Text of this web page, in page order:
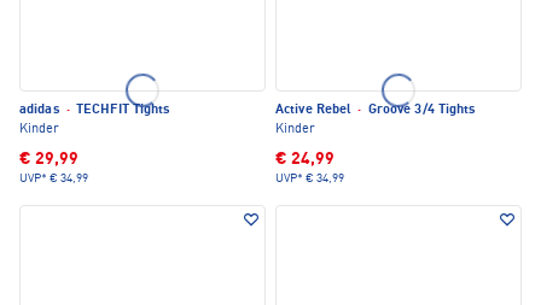
adidas ·
TECHFIT Tights
Kinder
€ 29,99
UVP* € 34,99
Active Rebel · Groove 3/4 Tights
Kinder
€ 24,99
UVP* € 34,99